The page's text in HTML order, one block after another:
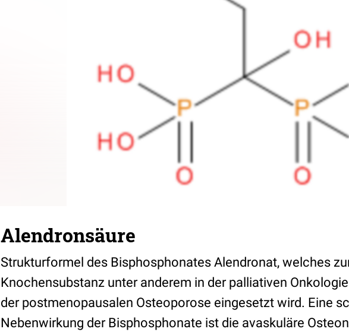
Alendronsäure
Strukturformel des Bisphosphonates Alendronat, welches
Knochensubstanz unter anderem in der palliativen
der postmenopausalen Osteoporose eingesetzt wird. Eine
Nebenwirkung der Bisphosphonate ist die avaskuläre